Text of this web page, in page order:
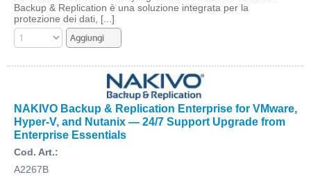
Backup & Replication è una soluzione integrata per la
protezione dei dati, [...]
NAKIVO Backup & Replication Enterprise for VMware,
Hyper-V, and Nutanix — 24/7 Support Upgrade from
Enterprise Essentials
Cod. Art.:
A2267B